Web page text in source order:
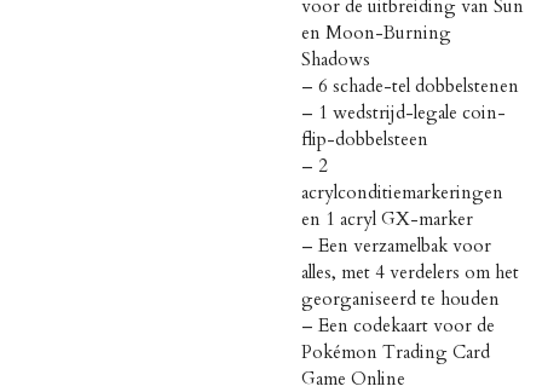
voor de uitbreiding van Sun
en Moon-Burning
Shadows
– 6 schade-tel dobbelstenen
– 1 wedstrijd-legale coin-
flip-dobbelsteen
– 2
acrylconditiemarkeringen
en 1 acryl GX-marker
– Een verzamelbak voor
alles, met 4 verdelers om het
georganiseerd te houden
– Een codekaart voor de
Pokémon Trading Card
Game Online